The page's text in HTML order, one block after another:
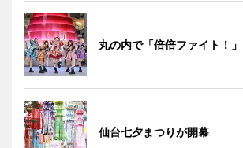
丸の内で「倍倍ファイト！」
仙台七夕まつりが開幕